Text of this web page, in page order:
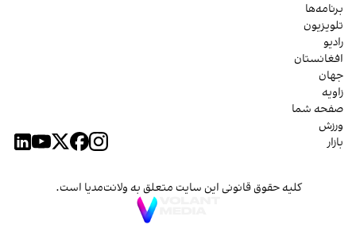
برنامه‌ها
تلویزیون
رادیو
افغانستان
جهان
زاویه
صفحه شما
ورزش
بازار
کلیه حقوق قانونی این سایت متعلق به ولانت‌مدیا است.